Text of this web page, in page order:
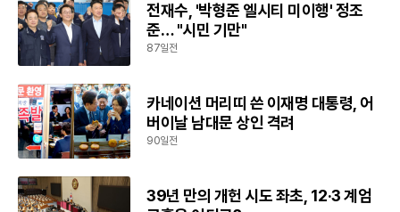
전재수, '박형준 엘시티 미이행' 정조
준… "시민 기만"
87일전
카네이션 머리띠 쓴 이재명 대통령, 어
버이날 남대문 상인 격려
90일전
39년 만의 개헌 시도 좌초, 12·3 계엄